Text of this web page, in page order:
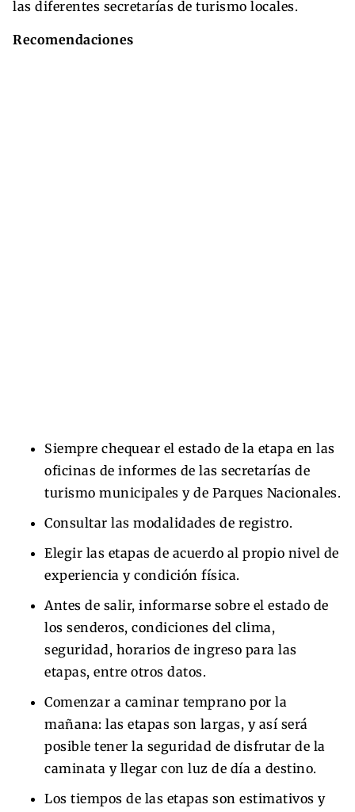
las diferentes secretarías de turismo locales.
Recomendaciones
Siempre chequear el estado de la etapa en las
oficinas de informes de las secretarías de
turismo municipales y de Parques Nacionales.
Consultar las modalidades de registro.
Elegir las etapas de acuerdo al propio nivel de
experiencia y condición física.
Antes de salir, informarse sobre el estado de
los senderos, condiciones del clima,
seguridad, horarios de ingreso para las
etapas, entre otros datos.
Comenzar a caminar temprano por la
mañana: las etapas son largas, y así será
posible tener la seguridad de disfrutar de la
caminata y llegar con luz de día a destino.
Los tiempos de las etapas son estimativos y